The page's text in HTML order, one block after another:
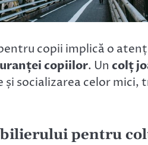
copii implică o
copiilor. Un colț
socializarea celor mici,
pentru